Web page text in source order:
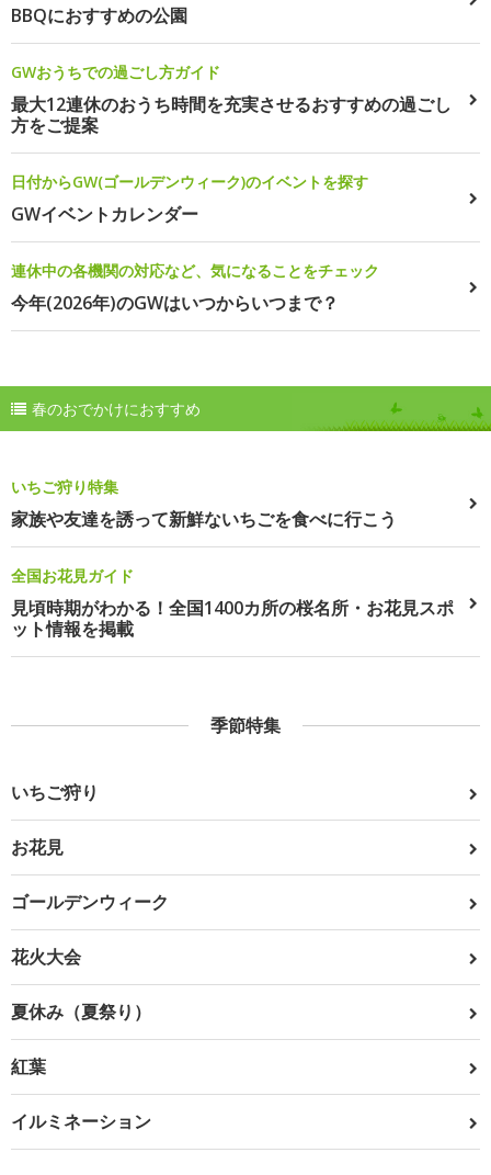
BBQにおすすめの公園
GWおうちでの過ごし方ガイド
最大12連休のおうち時間を充実させるおすすめの過ごし
方をご提案
日付からGW(ゴールデンウィーク)のイベントを探す
GWイベントカレンダー
連休中の各機関の対応など、気になることをチェック
今年(2026年)のGWはいつからいつまで？
春のおでかけにおすすめ
いちご狩り特集
家族や友達を誘って新鮮ないちごを食べに行こう
全国お花見ガイド
見頃時期がわかる！全国1400カ所の桜名所・お花見スポ
ット情報を掲載
季節特集
いちご狩り
お花見
ゴールデンウィーク
花火大会
夏休み（夏祭り）
紅葉
イルミネーション